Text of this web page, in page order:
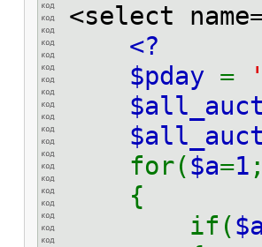
<select
<?
$pday =
for($a=1
{
if(